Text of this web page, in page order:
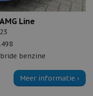
Line
benzine
Meer informatie ›